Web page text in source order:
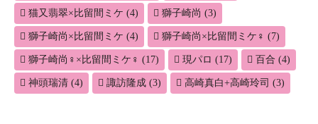
猫又翡翠×比留間ミケ (4) 獅子崎尚 (3)
獅子崎尚×比留間ミケ (4) 獅子崎尚×比留間ミケ♀ (7)
獅子崎尚♀×比留間ミケ♀ (17) 現パロ (17) 百合 (4)
神頭瑞清 (4) 諏訪隆成 (3) 高崎真白+高崎玲司 (3)